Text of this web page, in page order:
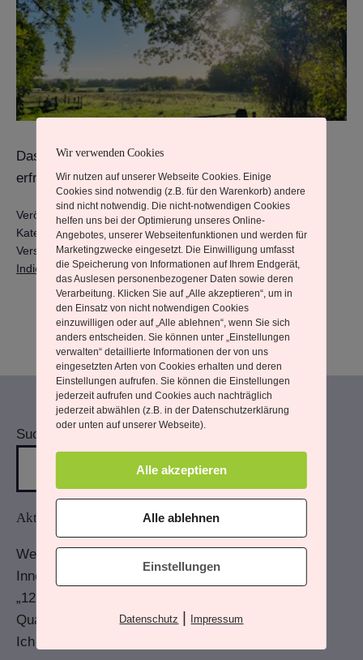
Das Licht des Frühjahres wärmt und
erfreut mein Herz.
Veröffentlicht am9. April 2026
Kategorisiert alsAus meinem Leben,Heilpraxis ,Rueckblicke
Verschlagwortet mitBewusstsein ,Gesellschaft, Heilarbeit
Indien
La Gomerea,TimeLine
Suchen
Aktuelle Beiträge
Wenn Du mehr wahrnimmst
Innere Antreiber – und wie sie wirken.
„12 von 12“ im April 2026“
Quartalsrückblick – Erstes Quartal 2026
Ich hab ein zärtliches Gefühl
Wir verwenden Cookies
Wir nutzen auf unserer Webseite Cookies. Einige
Cookies sind notwendig (z.B. für den Warenkorb) andere
sind nicht notwendig. Die nicht-notwendigen Cookies
helfen uns bei der Optimierung unseres Online-
Angebotes, unserer Webseitenfunktionen und werden für
Marketingzwecke eingesetzt. Die Einwilligung umfasst
die Speicherung von Informationen auf Ihrem Endgerät,
das Auslesen personenbezogener Daten sowie deren
Verarbeitung. Klicken Sie auf „Alle akzeptieren“, um in
den Einsatz von nicht notwendigen Cookies
einzuwilligen oder auf „Alle ablehnen“, wenn Sie sich
anders entscheiden. Sie können unter „Einstellungen
verwalten“ detaillierte Informationen der von uns
eingesetzten Arten von Cookies erhalten und deren
Einstellungen aufrufen. Sie können die Einstellungen
jederzeit aufrufen und Cookies auch nachträglich
jederzeit abwählen (z.B. in der Datenschutzerklärung
oder unten auf unserer Webseite).
Alle akzeptieren
Alle ablehnen
Einstellungen
Datenschutz Impressum